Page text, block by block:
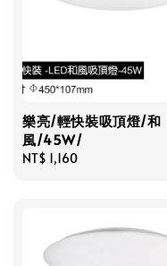
樂亮/輕快裝吸頂燈/和
風/45W/
Regular
NT$ 1,160